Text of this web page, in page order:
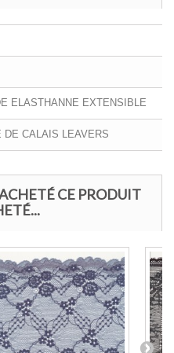
ELASTHANNE EXTENSIBLE
DE CALAIS LEAVERS
CE PRODUIT